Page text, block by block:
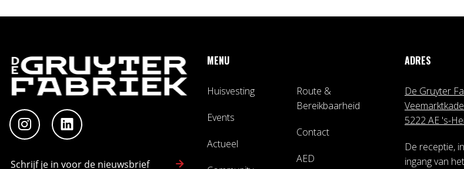
MENU
Huisvesting
Events
Actueel
Route &
Bereikbaarheid
Contact
AED
ADRES
De Gruyter
5222 AE 's-
De receptie,
ingang van